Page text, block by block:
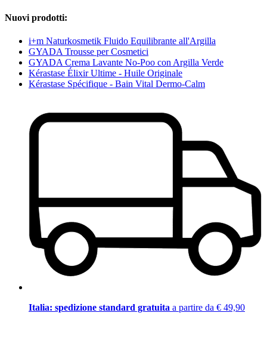
Nuovi prodotti:
i+m Naturkosmetik Fluido Equilibrante all'Argilla
GYADA Trousse per Cosmetici
GYADA Crema Lavante No-Poo con Argilla Verde
Kérastase Élixir Ultime - Huile Originale
Kérastase Spécifique - Bain Vital Dermo-Calm
Italia: spedizione standard gratuita a partire da € 49,90